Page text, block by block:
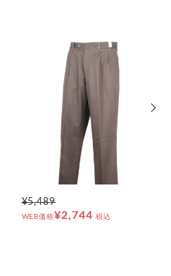
¥5,489
WEB価格¥2,744 税込